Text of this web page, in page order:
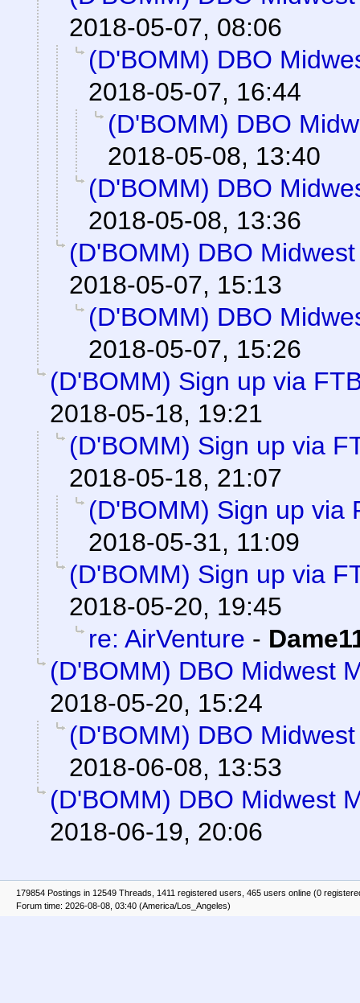
2018-05-07, 08:06
(D'BOMM) DBO
2018-05-07, 16:44
(D'BOMM) DBO
2018-05-08, 13:40
(D'BOMM) DBO
2018-05-08, 13:36
(D'BOMM) DBO
2018-05-07, 15:13
(D'BOMM) DBO
2018-05-07, 15:26
(D'BOMM) Sign up via
2018-05-18, 19:21
(D'BOMM) Sign up via
2018-05-18, 21:07
(D'BOMM) Sign up via
2018-05-31, 11:09
(D'BOMM) Sign up via
2018-05-20, 19:45
re: AirVenture -
(D'BOMM) DBO Midwest
2018-05-20, 15:24
(D'BOMM) DBO
2018-06-08, 13:53
(D'BOMM) DBO Midwest
2018-06-19, 20:06
179854 Postings in 12549 Threads, 1411 registered users, 465 users online (0
Forum time: 2026-08-08, 03:40 (America/Los_Angeles)